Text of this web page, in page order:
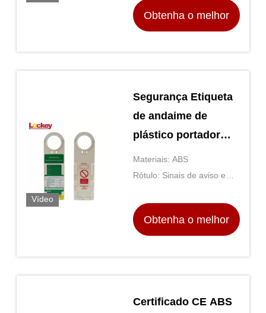
Obtenha o melhor
Vídeo
Segurança Etiqueta
de andaime de
plástico portador
Aviso impresso
Etiquetas de
andaime
Materiais: ABS
Rótulo: Sinais de aviso em
Obtenha o melhor
Certificado CE ABS